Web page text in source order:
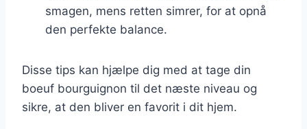
smagen, mens retten simrer, for at opnå
den perfekte balance.
Disse tips kan hjælpe dig med at tage din
boeuf bourguignon til det næste niveau og
sikre, at den bliver en favorit i dit hjem.